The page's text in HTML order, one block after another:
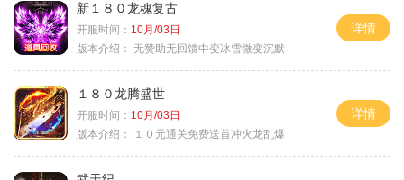
新１８０龙魂复古
开服时间： 10月/03日
版本介绍： 无赞助无回馈中变冰雪微变沉默
详情
１８０龙腾盛世
开服时间： 10月/03日
版本介绍：
１０元通关免费送首冲火龙乱爆
详情